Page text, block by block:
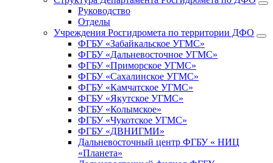
Руководство
Отделы
Учреждения Росгидромета по территории ДФО
ФГБУ «Забайкальское УГМС»
ФГБУ «Дальневосточное УГМС»
ФГБУ «Приморское УГМС»
ФГБУ «Сахалинское УГМС»
ФГБУ «Камчатское УГМС»
ФГБУ «Якутское УГМС»
ФГБУ «Колымское»
ФГБУ «Чукотское УГМС»
ФГБУ «ДВНИГМИ»
Дальневосточный центр ФГБУ « НИЦ
«Планета»